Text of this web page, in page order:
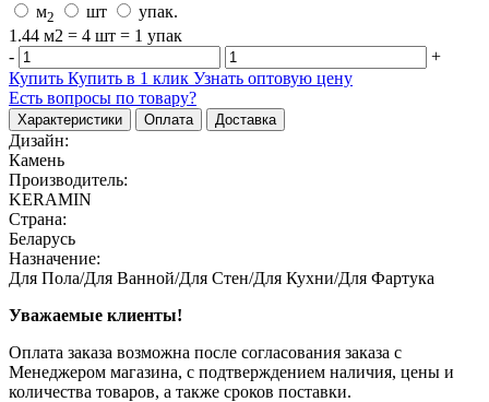
м2 шт
упак.
1.44 м2 = 4 шт = 1 упак
-
+
Купить Купить в 1 клик Узнать оптовую цену
Есть вопросы по товару?
Характеристики Оплата Доставка
Дизайн:
Камень
Производитель:
KERAMIN
Страна:
Беларусь
Назначение:
Для Пола/Для Ванной/Для Стен/Для Кухни/Для Фартука
Уважаемые клиенты!
Оплата заказа возможна после согласования заказа с
Менеджером магазина, с подтверждением наличия, цены и
количества товаров, а также сроков поставки.